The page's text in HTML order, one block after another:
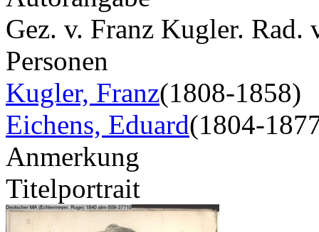
Gez. v. Franz Kugler. Rad.
Personen
Kugler, Franz(1808-1858)
Eichens, Eduard(1804-
Anmerkung
Titelportrait